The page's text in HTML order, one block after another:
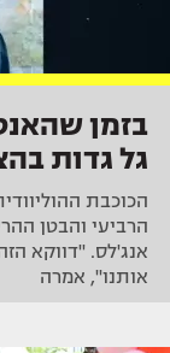
בזמן
גל גדות
הכוכבת
הרביעי והבטן
אנג'לס. "דווקא
אותנו", אמרה